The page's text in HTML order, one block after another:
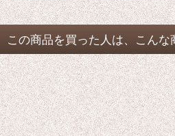
この商品を買った人は、こん